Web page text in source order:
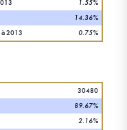
1.55%
14.36%
à 2013
0.75%
30480
89.67%
2.16%